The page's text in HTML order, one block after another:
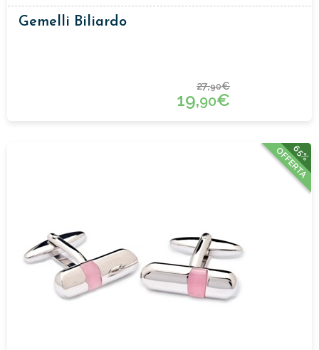
Gemelli Biliardo
27,90€
19,90€
65%
OFFERTA